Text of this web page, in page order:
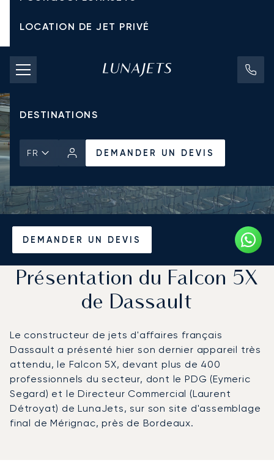
LOCATION DE JET PRIVÉ
TARIFS D'AFFRÈTEMENT
JETS PRIVÉS
DESTINATIONS
FR DEMANDER UN DEVIS
DEMANDER UN DEVIS
Présentation du Falcon 5X
de Dassault
Le constructeur de jets d'affaires français
Dassault a présenté hier son dernier appareil très
attendu, le Falcon 5X, devant plus de 400
professionnels du secteur, dont le PDG (Eymeric
Segard) et le Directeur Commercial (Laurent
Détroyat) de LunaJets, sur son site d'assemblage
final de Mérignac, près de Bordeaux.